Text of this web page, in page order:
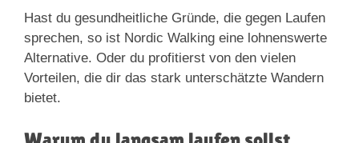
Hast du gesundheitliche Gründe, die gegen Laufen
sprechen, so ist Nordic Walking eine lohnenswerte
Alternative. Oder du profitierst von den vielen
Vorteilen, die dir das stark unterschätzte Wandern
bietet.